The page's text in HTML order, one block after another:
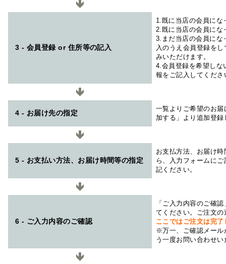
3 - 会員登録 or 住所等の記入
1.既に当店の会員にな
2.既に当店の会員にな
3.まだ当店の会員にな
入のうえ会員登録を
みいただけます。
4.会員登録を希望しな
報をご記入してくださ
4 - お届け先の指定
一覧よりご希望のお
加する」より追加登
5 - お支払い方法、お届け時間等の指定
お支払方法、お届け
ら、入力フォームに
記ください。
6 - ご入力内容のご確認
「ご入力内容のご確
てください。ご注文
ここではご注文は完
※万一、ご確認メール
う一度お問い合わせ